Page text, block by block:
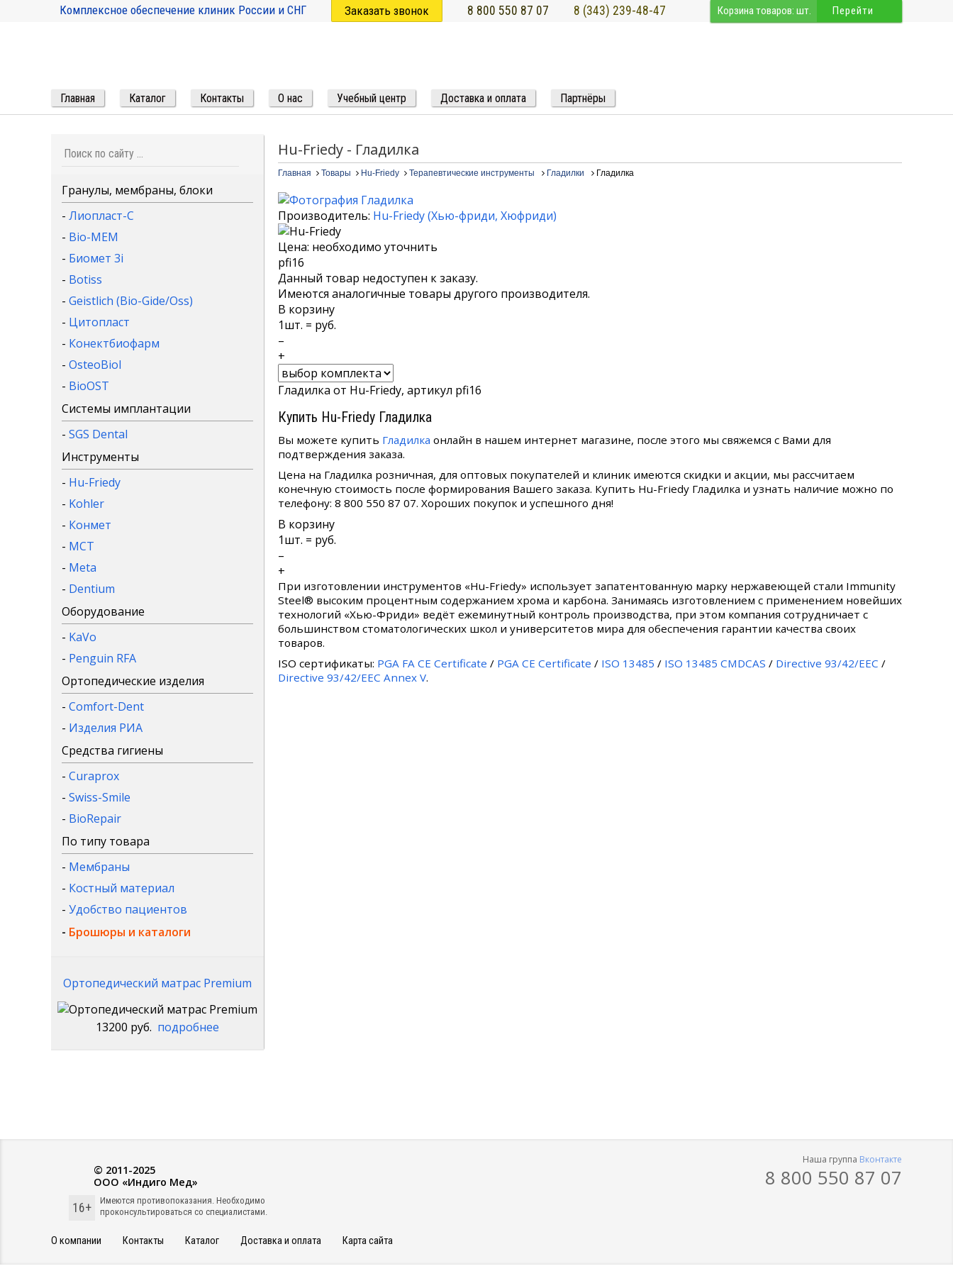
Перейти
Корзина товаров: шт.
Комплексное обеспечение клиник России и СНГ Заказать звонок 8 800 550 87 07 8 (343) 239-48-47
Главная Каталог Контакты О нас Учебный центр Доставка и оплата Партнёры
Hu-Friedy - Гладилка
Главная Товары Hu-Friedy Терапевтические инструменты Гладилки Гладилка
Производитель: Hu-Friedy(Хью-фриди, Хюфриди)
Цена: необходимо уточнить
pfi16
Данный товар недоступен к заказу.
Имеются аналогичные товары другого производителя.
В корзину
1шт. = руб.
–
+
Гладилка от Hu-Friedy, артикул pfi16
Купить Hu-Friedy Гладилка
Вы можете купить Гладилка онлайн в нашем интернет магазине, после этого мы свяжемся с Вами для
подтверждения заказа.
Цена на Гладилка розничная, для оптовых покупателей и клиник имеются скидки и акции, мы рассчитаем
конечную стоимость после формирования Вашего заказа. Купить Hu-Friedy Гладилка и узнать наличие можно по
телефону: 8 800 550 87 07. Хороших покупок и успешного дня!
В корзину
1шт. = руб.
–
+
При изготовлении инструментов «Hu-Friedy» использует запатентованную марку нержавеющей стали Immunity
Steel® высоким процентным содержанием хрома и карбона. Занимаясь изготовлением с применением новейших
технологий «Хью-Фриди» ведёт ежеминутный контроль производства, при этом компания сотрудничает с
большинством стоматологических школ и университетов мира для обеспечения гарантии качества своих
товаров.
ISO сертификаты: PGA FA CE Certificate / PGA CE Certificate / ISO 13485 / ISO 13485 CMDCAS / Directive 93/42/EEC /
Directive 93/42/EEC Annex V.
Гранулы, мембраны, блоки
- Лиопласт-С
- Bio-MEM
- Биомет 3i
- Botiss
- Geistlich (Bio-Gide/Oss)
- Цитопласт
- Конектбиофарм
- OsteoBiol
- BioOST
Системы имплантации
- SGS Dental
Инструменты
- Hu-Friedy
- Kohler
- Конмет
- MCT
- Meta
- Dentium
Оборудование
- KaVo
- Penguin RFA
Ортопедические изделия
- Comfort-Dent
- Изделия РИА
Средства гигиены
- Curaprox
- Swiss-Smile
- BioRepair
По типу товара
- Мембраны
- Костный материал
- Удобство пациентов
- Брошюры и каталоги
Ортопедический матрас Premium
13200 руб. подробнее
Наша группа Вконтакте
8 800 550 87 07
© 2011-2025
ООО «Индиго Мед»
16+
Имеются противопоказания. Необходимо
проконсультироваться со специалистами.
О компании Контакты Каталог Доставка и оплата Карта сайта